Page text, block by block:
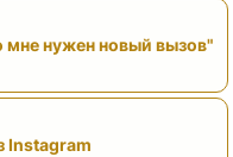
мне нужен новый вызов"
Instagram